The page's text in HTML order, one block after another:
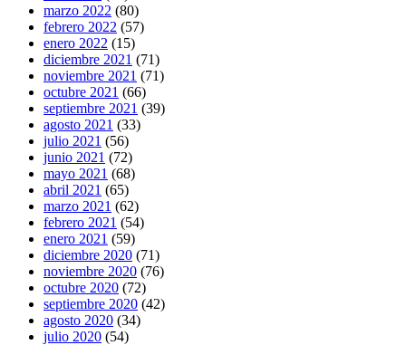
marzo 2022 (80)
febrero 2022 (57)
enero 2022 (15)
diciembre 2021 (71)
noviembre 2021 (71)
octubre 2021 (66)
septiembre 2021 (39)
agosto 2021 (33)
julio 2021 (56)
junio 2021 (72)
mayo 2021 (68)
abril 2021 (65)
marzo 2021 (62)
febrero 2021 (54)
enero 2021 (59)
diciembre 2020 (71)
noviembre 2020 (76)
octubre 2020 (72)
septiembre 2020 (42)
agosto 2020 (34)
julio 2020 (54)